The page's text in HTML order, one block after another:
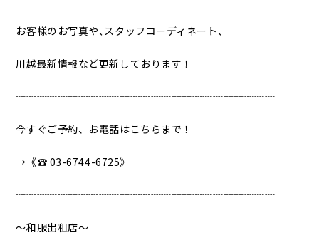
お客様のお写真や､スタッフコーディネート､
川越最新情報など更新しております！
┈┈┈┈┈┈┈┈┈┈┈┈┈┈┈┈┈┈┈┈┈┈┈┈┈
今すぐご予約、お電話はこちらまで！
→《☎︎ 03-6744-6725》
┈┈┈┈┈┈┈┈┈┈┈┈┈┈┈┈┈┈┈┈┈┈┈┈┈
〜和服出租店〜